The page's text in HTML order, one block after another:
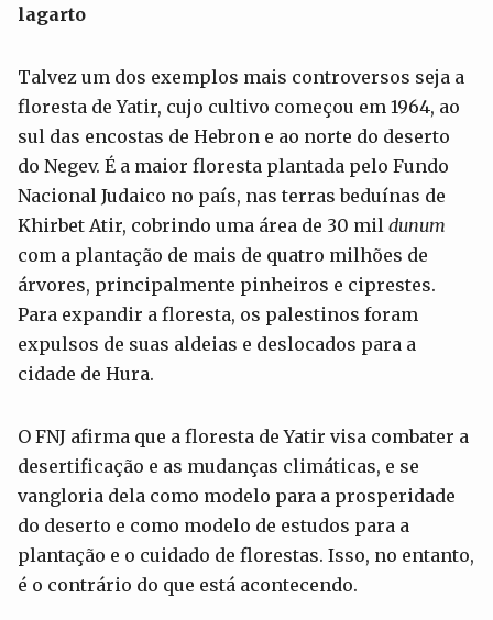
lagarto
Talvez um dos exemplos mais controversos seja a
floresta de Yatir, cujo cultivo começou em 1964, ao
sul das encostas de Hebron e ao norte do deserto
do Negev. É a maior floresta plantada pelo Fundo
Nacional Judaico no país, nas terras beduínas de
Khirbet Atir, cobrindo uma área de 30 mil dunum
com a plantação de mais de quatro milhões de
árvores, principalmente pinheiros e ciprestes.
Para expandir a floresta, os palestinos foram
expulsos de suas aldeias e deslocados para a
cidade de Hura.
O FNJ afirma que a floresta de Yatir visa combater a
desertificação e as mudanças climáticas, e se
vangloria dela como modelo para a prosperidade
do deserto e como modelo de estudos para a
plantação e o cuidado de florestas. Isso, no entanto,
é o contrário do que está acontecendo.